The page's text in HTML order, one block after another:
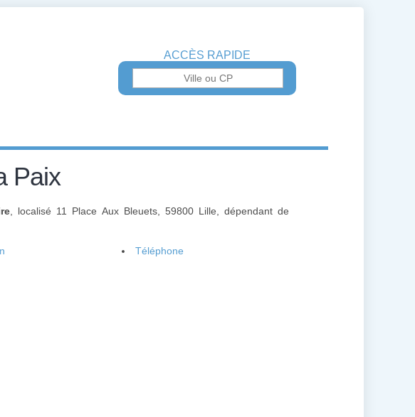
ACCÈS RAPIDE
Paix
, localisé 11 Place Aux Bleuets, 59800 Lille, dépendant de
Téléphone